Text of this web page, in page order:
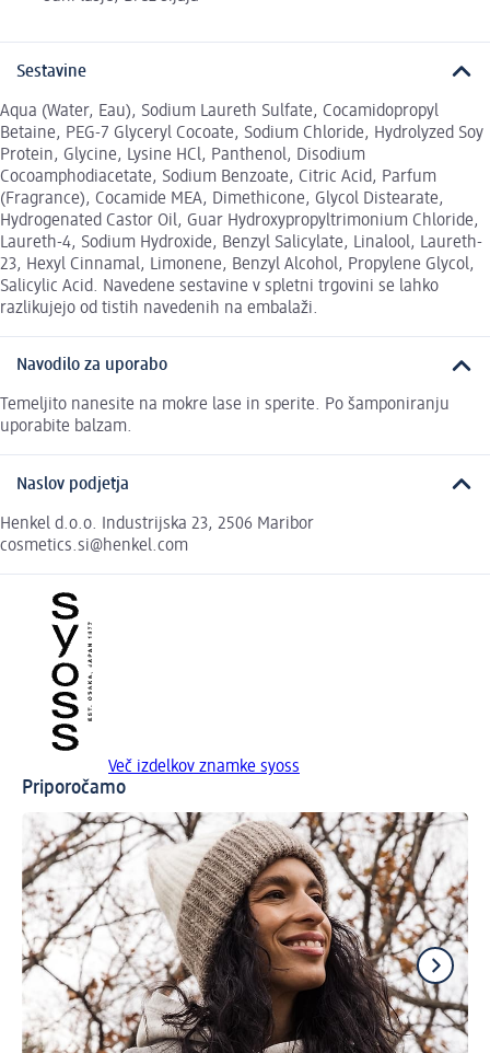
Sestavine
Aqua (Water, Eau), Sodium Laureth Sulfate, Cocamidopropyl
Betaine, PEG-7 Glyceryl Cocoate, Sodium Chloride, Hydrolyzed Soy
Protein, Glycine, Lysine HCl, Panthenol, Disodium
Cocoamphodiacetate, Sodium Benzoate, Citric Acid, Parfum
(Fragrance), Cocamide MEA, Dimethicone, Glycol Distearate,
Hydrogenated Castor Oil, Guar Hydroxypropyltrimonium Chloride,
Laureth-4, Sodium Hydroxide, Benzyl Salicylate, Linalool, Laureth-
23, Hexyl Cinnamal, Limonene, Benzyl Alcohol, Propylene Glycol,
Salicylic Acid. Navedene sestavine v spletni trgovini se lahko
razlikujejo od tistih navedenih na embalaži.
Navodilo za uporabo
Temeljito nanesite na mokre lase in sperite. Po šamponiranju
uporabite balzam.
Naslov podjetja
Henkel d.o.o. Industrijska 23, 2506 Maribor
cosmetics.si@henkel.com
Več izdelkov znamke syoss
Priporočamo